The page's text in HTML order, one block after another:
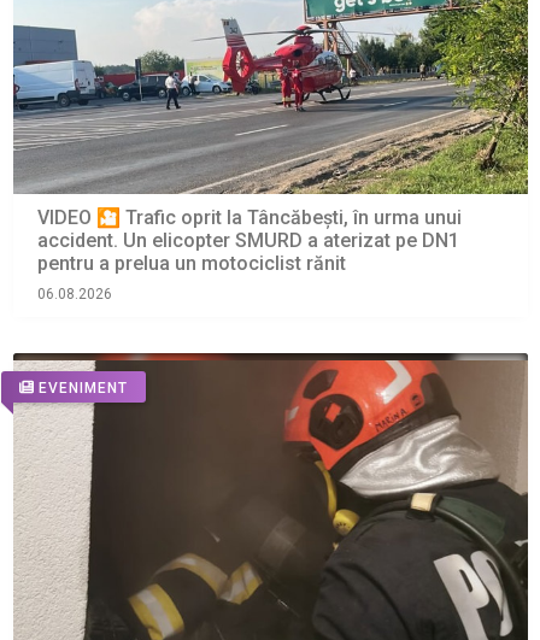
VIDEO 🎦 Trafic oprit la Tâncăbești, în urma unui
accident. Un elicopter SMURD a aterizat pe DN1
pentru a prelua un motociclist rănit
06.08.2026
EVENIMENT